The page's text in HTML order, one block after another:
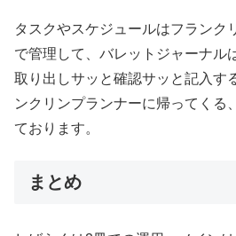
タスクやスケジュールはフランク
で管理して、バレットジャーナル
取り出しサッと確認サッと記入す
ンクリンプランナーに帰ってくる
ております。
まとめ